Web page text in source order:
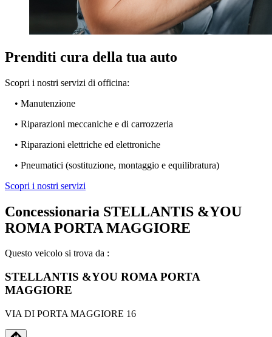
Prenditi cura della tua auto
Scopri i nostri servizi di officina:
• Manutenzione
• Riparazioni meccaniche e di carrozzeria
• Riparazioni elettriche ed elettroniche
• Pneumatici (sostituzione, montaggio e equilibratura)
Scopri i nostri servizi
Concessionaria STELLANTIS &YOU
ROMA PORTA MAGGIORE
Questo veicolo si trova da :
STELLANTIS &YOU ROMA PORTA
MAGGIORE
VIA DI PORTA MAGGIORE 16